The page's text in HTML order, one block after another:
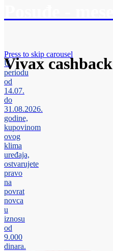
Vivax cashback
Press to skip carousel
U
periodu
od
14.07.
do
31.08.2026.
godine,
kupovinom
ovog
klima
uređaja,
ostvarujete
pravo
na
povrat
novca
u
iznosu
od
9.000
dinara.